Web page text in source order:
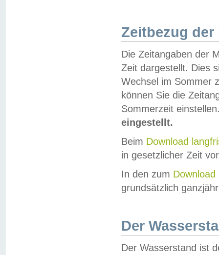
Zeitbezug der
Die Zeitangaben der
Zeit dargestellt. Dies
Wechsel im Sommer
können Sie die
Sommerzeit
eingestellt.
Beim Download
in gesetzlicher Zeit
In den zum Download
grundsätzlich
Der
Der Wasserstand ist